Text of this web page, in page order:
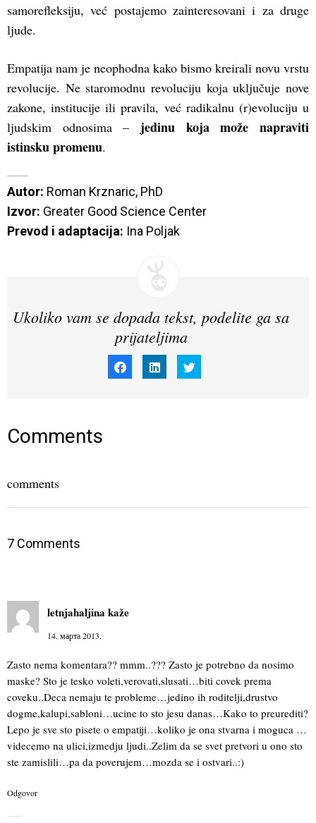
samorefleksiju, već postajemo zainteresovani i za druge
ljude.
Empatija nam je neophodna kako bismo kreirali novu vrstu
revolucije. Ne staromodnu revoluciju koja uključuje nove
zakone, institucije ili pravila, već radikalnu (r)evoluciju u
ljudskim odnosima – jedinu koja može napraviti
istinsku promenu.
Autor:
Izvor:
Prevod i adaptacija: Ina Poljak
Ukoliko vam se dopada tekst, podelite ga sa
prijateljima
share share share
Comments
comments
7 Comments
letnjahaljina kaže
14. марта 2013.
Zasto nema komentara?? mmm..??? Zasto je potrebno da nosimo
maske? Sto je tesko voleti,verovati,slusati…biti covek prema
coveku..Deca nemaju te probleme…jedino ih roditelji,drustvo
dogme,kalupi,sabloni…ucine to sto jesu danas…Kako to preurediti?
Lepo je sve sto pisete o empatiji…koliko je ona stvarna i moguca …
videcemo na ulici,izmedju ljudi..Zelim da se svet pretvori u ono sto
ste zamislili…pa da poverujem…mozda se i ostvari..:)
Odgovor